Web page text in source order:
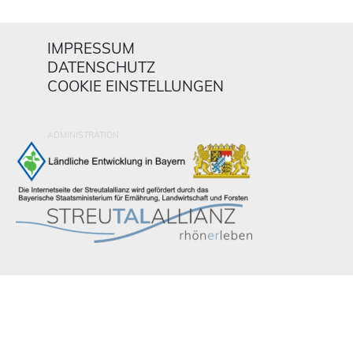
IMPRESSUM
DATENSCHUTZ
COOKIE EINSTELLUNGEN
ADMINISTRATION